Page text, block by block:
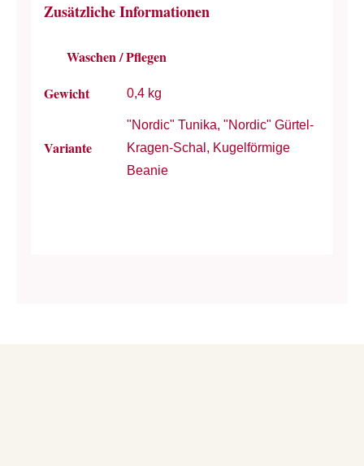
Zusätzliche Informationen
Waschen / Pflegen
Gewicht
0,4 kg
Variante
"Nordic" Tunika, "Nordic" Gürtel-
Kragen-Schal, Kugelförmige
Beanie